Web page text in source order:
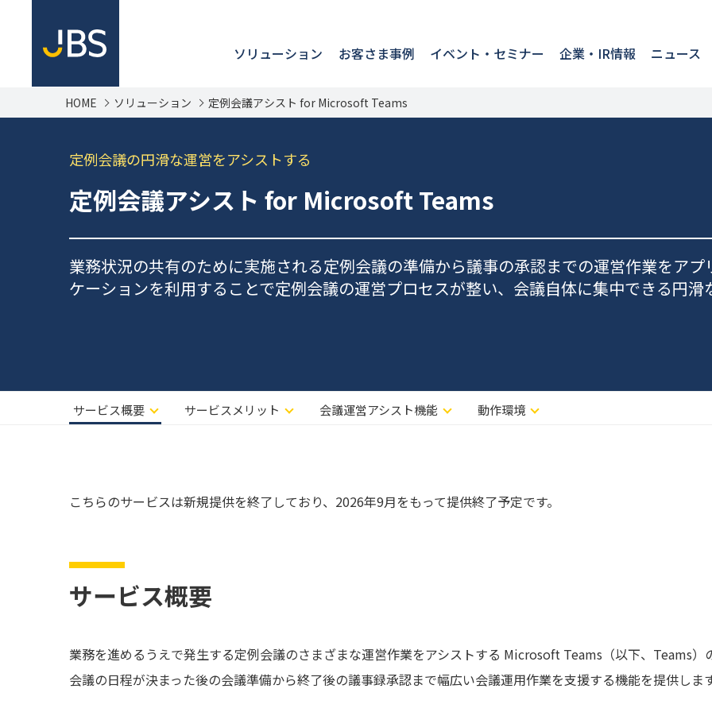
ソリューション お客さま事例 イベント・セミナー 企業・IR情報 ニュース
HOME ソリューション 定例会議アシスト for Microsoft Teams
定例会議の円滑な運営をアシストする
定例会議アシスト for Microsoft Teams
業務状況の共有のために実施される定例会議の準備から議事の承認までの運営作業をアプ
ケーションを利用することで定例会議の運営プロセスが整い、会議自体に集中できる円滑
サービス概要 サービスメリット 会議運営アシスト機能 動作環境
こちらのサービスは新規提供を終了しており、2026年9月をもって提供終了予定です。
サービス概要
業務を進めるうえで発生する定例会議のさまざまな運営作業をアシストする Microsoft Teams（以下、Teams）
会議の日程が決まった後の会議準備から終了後の議事録承認まで幅広い会議運用作業を支援する機能を提供します